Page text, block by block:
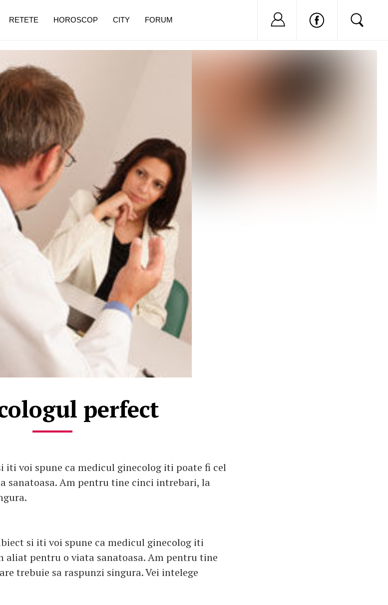
perfect
iti voi spune ca medicul ginecolog iti poate fi cel
sanatoasa. Am pentru tine cinci intrebari, la
si iti voi spune ca medicul ginecolog iti
aliat pentru o viata sanatoasa. Am pentru tine
trebuie sa raspunzi singura. Vei intelege
RETETE HOROSCOP CITY FORUM Nu ai cont?
pe măsură ce înaintezi în vârstă